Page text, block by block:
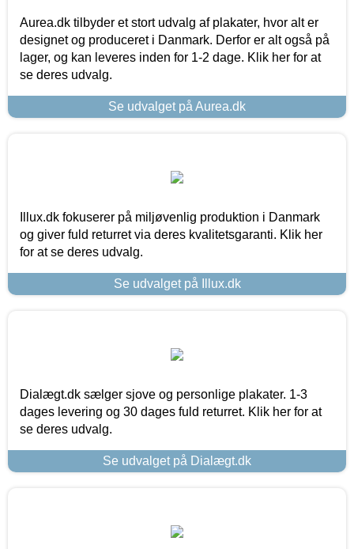
Aurea.dk tilbyder et stort udvalg af plakater, hvor alt er
designet og produceret i Danmark. Derfor er alt også på
lager, og kan leveres inden for 1-2 dage. Klik her for at
se deres udvalg.
Se udvalget på Aurea.dk
Illux.dk fokuserer på miljøvenlig produktion i Danmark
og giver fuld returret via deres kvalitetsgaranti. Klik her
for at se deres udvalg.
Se udvalget på Illux.dk
Dialægt.dk sælger sjove og personlige plakater. 1-3
dages levering og 30 dages fuld returret. Klik her for at
se deres udvalg.
Se udvalget på Dialægt.dk